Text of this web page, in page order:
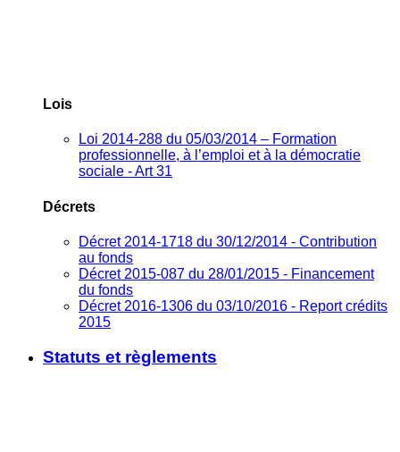
Lois
Loi 2014-288 du 05/03/2014 – Formation
professionnelle, à l’emploi et à la démocratie
sociale - Art 31
Décrets
Décret 2014-1718 du 30/12/2014 - Contribution
au fonds
Décret 2015-087 du 28/01/2015 - Financement
du fonds
Décret 2016-1306 du 03/10/2016 - Report crédits
2015
Statuts et règlements